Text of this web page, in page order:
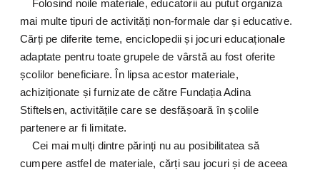
Folosind noile materiale, educatorii au putut organiza
mai multe tipuri de activități non-formale dar și educative.
Cărți pe diferite teme, enciclopedii și jocuri educaționale
adaptate pentru toate grupele de vârstă au fost oferite
școlilor beneficiare. În lipsa acestor materiale,
achiziționate și furnizate de către Fundația Adina
Stiftelsen, activitățile care se desfășoară în școlile
partenere ar fi limitate.
Cei mai mulți dintre părinți nu au posibilitatea să
cumpere astfel de materiale, cărți sau jocuri și de aceea